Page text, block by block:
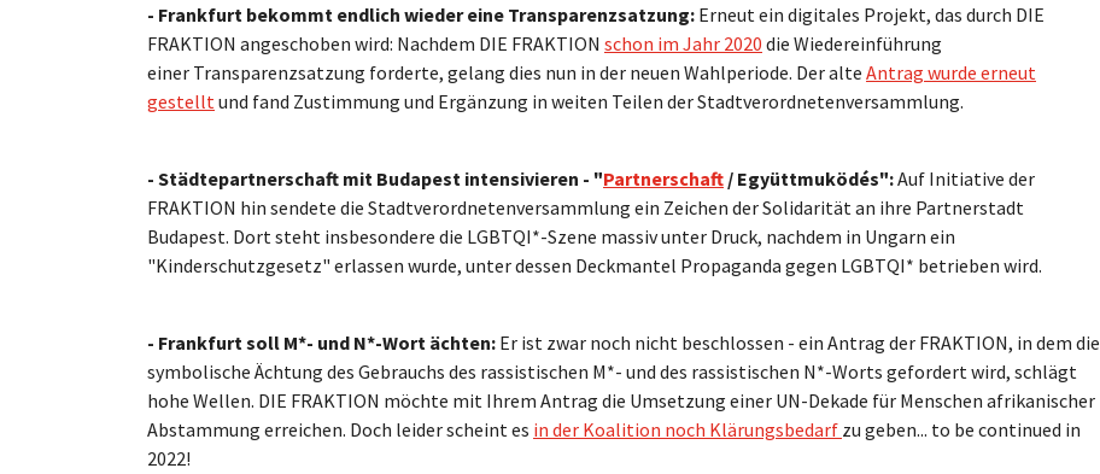
- Frankfurt bekommt endlich wieder eine Transparenzsatzung: Erneut ein digitales Projekt, das durch DIE
FRAKTION angeschoben wird: Nachdem DIE FRAKTION schon im Jahr 2020 die Wiedereinführung
einer Transparenzsatzung forderte, gelang dies nun in der neuen Wahlperiode. Der alte Antrag wurde erneut
gestellt und fand Zustimmung und Ergänzung in weiten Teilen der Stadtverordnetenversammlung.
- Städtepartnerschaft mit Budapest intensivieren - "Partnerschaft / Együttmuködés":Auf Initiative der
FRAKTION hin sendete die Stadtverordnetenversammlung ein Zeichen der Solidarität an ihre Partnerstadt
Budapest. Dort steht insbesondere die LGBTQI*-Szene massiv unter Druck, nachdem in Ungarn ein
"Kinderschutzgesetz" erlassen wurde, unter dessen Deckmantel Propaganda gegen LGBTQI* betrieben wird.
- Frankfurt soll M*- und N*-Wort ächten: Er ist zwar noch nicht beschlossen - ein Antrag der FRAKTION, in dem die
symbolische Ächtung des Gebrauchs des rassistischen M*- und des rassistischen N*-Worts gefordert wird, schlägt
hohe Wellen. DIE FRAKTION möchte mit Ihrem Antrag die Umsetzung einer UN-Dekade für Menschen afrikanischer
Abstammung erreichen. Doch leider scheint es in der Koalition noch Klärungsbedarf zu geben... to be continued in
2022!